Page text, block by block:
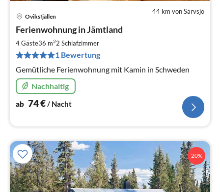
44 km von Särvsjö
Oviksfjällen
Ferienwohnung in Jämtland
4 Gäste36 m22 Schlafzimmer
1 Bewertung
Gemütliche Ferienwohnung mit Kamin in Schweden
Nachhaltig
ab 74€/ Nacht
20%